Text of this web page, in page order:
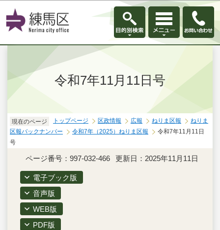
このページの本文へ移動
令和7年11月11日号
現在のページ トップページ 区政情報 広報 ねりま区報
ねりま
区報バックナンバー
令和7年（2025）ねりま区報
令和7年11月11日
号
ページ番号：997-032-466 更新日：2025年11月11日
電子ブック版
音声版
WEB版
PDF版